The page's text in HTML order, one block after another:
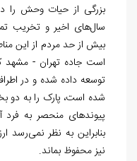
بزرگی از حیات وحش را
سالهای اخیر و تخریب
بیش از حد مردم از این
است جاده تهران - مشهد
توسعه داده شده و در
شده است، پارک را به دو
پیوندهای منحصر به فرد
بنابراین به نظر نمیرسد
نیز محفوظ بماند.